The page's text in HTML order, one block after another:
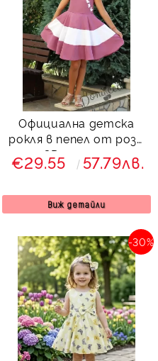
Официална детска
рокля в пепел от рози
с 3D пеперуди
Далента
€29.55 57.79лв.
Виж детайли
-30%